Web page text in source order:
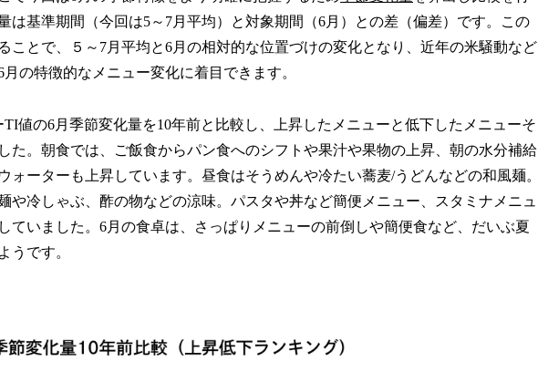
は基準期間（今回は5～7月平均）と対象期間（6月）との差（偏差）です。この
ことで、５～7月平均と6月の相対的な位置づけの変化となり、近年の米騒動など
の特徴的なメニュー変化に着目できます。
値の6月季節変化量を10年前と比較し、上昇したメニューと低下したメニューそ
た。朝食では、ご飯食からパン食へのシフトや果汁や果物の上昇、朝の水分補給
ォーターも上昇しています。昼食はそうめんや冷たい蕎麦/うどんなどの和風麺。
や冷しゃぶ、酢の物などの涼味。パスタや丼など簡便メニュー、スタミナメニュ
ていました。6月の食卓は、さっぱりメニューの前倒しや簡便食など、だいぶ夏
うです。